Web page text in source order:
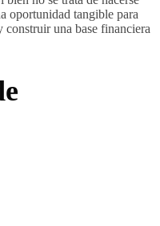
oportunidad tangible para
construir una base financiera